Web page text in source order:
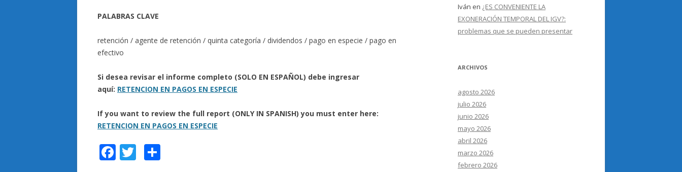
PALABRAS CLAVE
retención / agente de retención / quinta categoría / dividendos / pago en especie / pago en
efectivo
Si desea revisar el informe completo (SOLO EN ESPAÑOL) debe ingresar
aquí: RETENCION EN PAGOS EN ESPECIE
If you want to review the full report (ONLY IN SPANISH) you must enter here:
RETENCION EN PAGOS EN ESPECIE
F T
Iván en ¿ES CONVENIENTE LA
EXONERACIÓN TEMPORAL DEL IGV?:
problemas que se pueden presentar
ARCHIVOS
agosto 2026
julio 2026
junio 2026
mayo 2026
abril 2026
marzo 2026
febrero 2026